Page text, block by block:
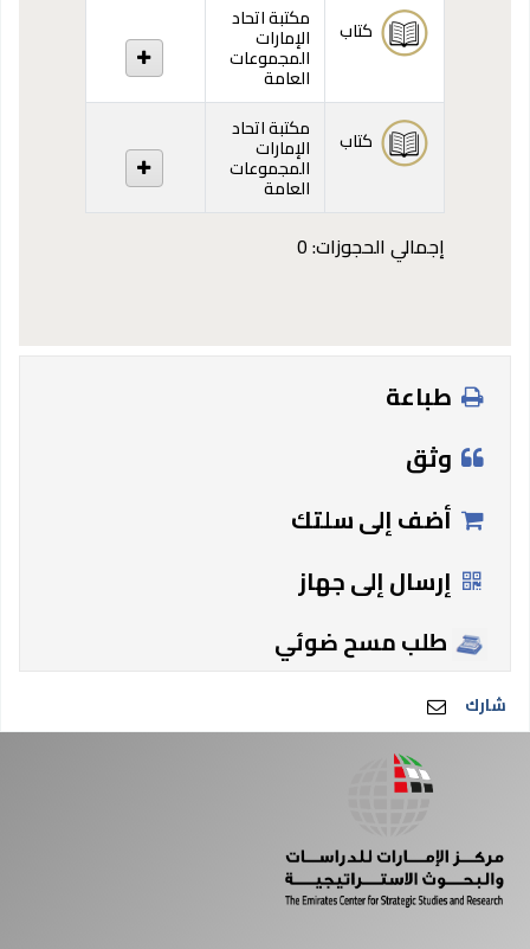
كتاب
مكتبة اتحاد
الإمارات
المجموعات
العامة
كتاب
مكتبة اتحاد
الإمارات
المجموعات
العامة
إجمالي الحجوزات: 0
طباعة
وثق
أضف إلى سلتك
إرسال إلى جهاز
طلب مسح ضوئي
شارك